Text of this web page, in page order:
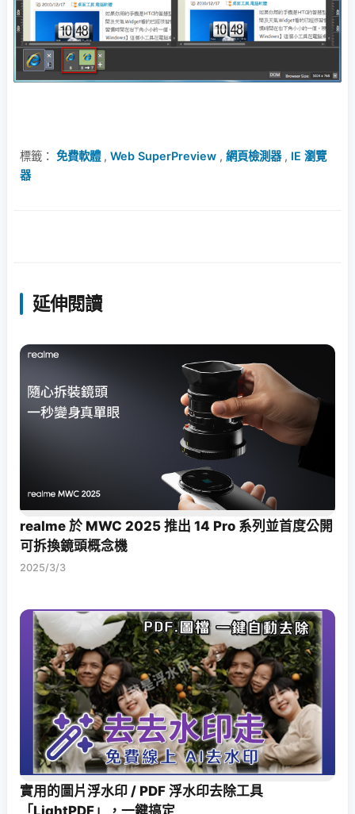
標籤： 免費軟體, Web SuperPreview , 網頁檢測器, IE 瀏覽
器
延伸閱讀
realme 於 MWC 2025 推出 14 Pro 系列並首度公開
可拆換鏡頭概念機
2025/3/3
實用的圖片浮水印 / PDF 浮水印去除工具
「LightPDF」，一鍵搞定